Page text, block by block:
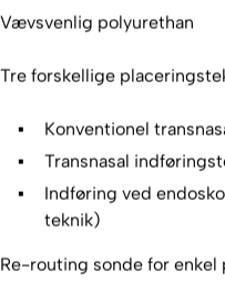
Vævsvenlig polyurethan
Tre forskellige
Konventionel
Transnasal
Indføring ved
teknik)
Re-routing sonde for enkel